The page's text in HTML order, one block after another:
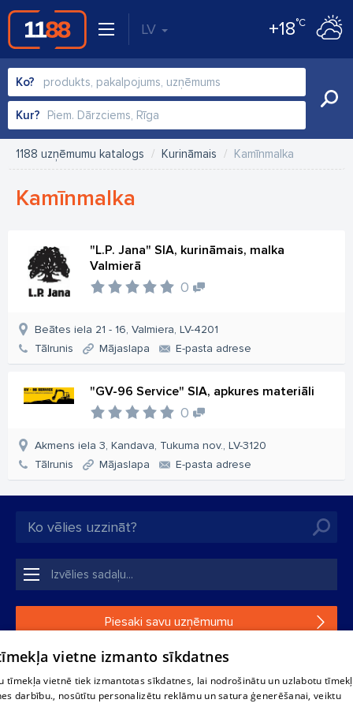
LV +18°C
Ko?
Kur?
1188 uzņēmumu katalogs Kurināmais Kamīnmalka
Kamīnmalka
"L.P. Jana" SIA, kurināmais, malka
Valmierā
0
Beātes iela 21 - 16, Valmiera, LV-4201
Tālrunis
Mājaslapa E-pasta adrese
"GV-96 Service" SIA, apkures materiāli
0
Akmens iela 3, Kandava, Tukuma nov., LV-3120
Tālrunis
Mājaslapa E-pasta adrese
Piesaki savu uzņēmumu
Ja tavs uzņēmums nav mūsu datubāzē, aizpildi vienkāršu
vietne izmanto sīkdatnes
tīmekļa vietnē tiek izmantotas sīkdatnes, lai nodrošinātu un uzlabotu
darbību., nosūtītu personalizētu reklāmu un satura ģenerēšanai, veiktu